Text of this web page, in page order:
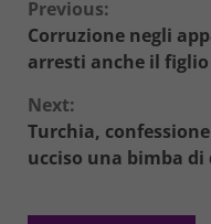
Continue
Reading
Previous:
Corruzione negli
arresti anche il
Next:
Turchia,
ucciso una bimba